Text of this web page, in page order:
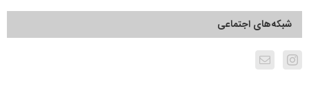
شبکه‌های اجتماعی